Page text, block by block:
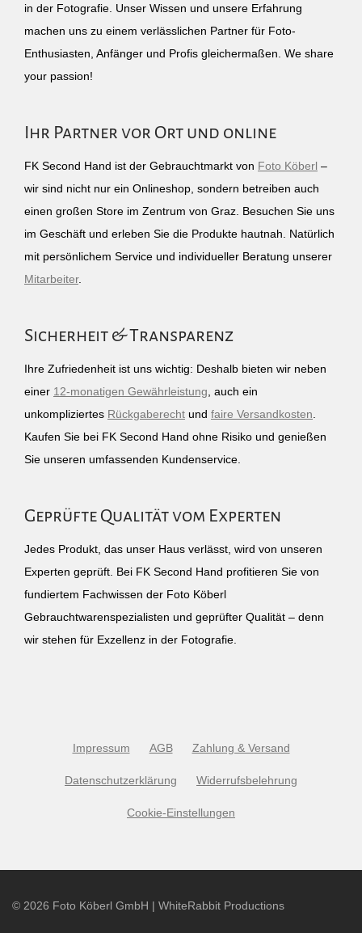
in der Fotografie. Unser Wissen und unsere Erfahrung
machen uns zu einem verlässlichen Partner für Foto-
Enthusiasten, Anfänger und Profis gleichermaßen. We share
your passion!
Ihr Partner vor Ort und online
FK Second Hand ist der Gebrauchtmarkt von Foto Köberl –
wir sind nicht nur ein Onlineshop, sondern betreiben auch
einen großen Store im Zentrum von Graz. Besuchen Sie uns
im Geschäft und erleben Sie die Produkte hautnah. Natürlich
mit persönlichem Service und individueller Beratung unserer
Mitarbeiter.
Sicherheit & Transparenz
Ihre Zufriedenheit ist uns wichtig: Deshalb bieten wir neben
einer 12-monatigen Gewährleistung, auch ein
unkompliziertes Rückgaberecht und faire Versandkosten.
Kaufen Sie bei FK Second Hand ohne Risiko und genießen
Sie unseren umfassenden Kundenservice.
Geprüfte Qualität vom Experten
Jedes Produkt, das unser Haus verlässt, wird von unseren
Experten geprüft. Bei FK Second Hand profitieren Sie von
fundiertem Fachwissen der Foto Köberl
Gebrauchtwarenspezialisten und geprüfter Qualität – denn
wir stehen für Exzellenz in der Fotografie.
Impressum AGB Zahlung & Versand
Datenschutzerklärung Widerrufsbelehrung
Cookie-Einstellungen
© 2026 Foto Köberl GmbH | WhiteRabbit Productions